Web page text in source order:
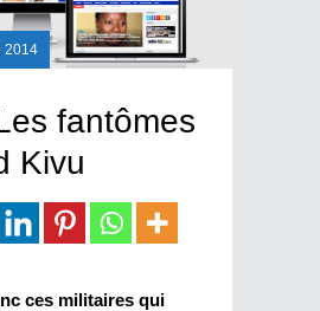
2014
fantômes
Kivu
ces militaires qui